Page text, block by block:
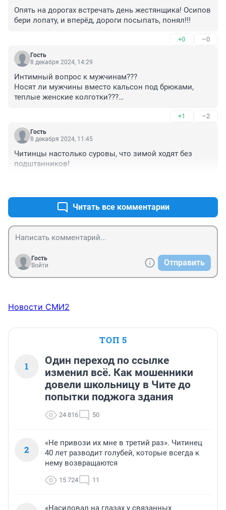
Опять на дорогах встречать день жестянщика! Осипов
бери лопату, и вперёд, дороги посыпать, понял!!!
+0 –0
Гость
8 декабря 2024, 14:29
Интимный вопрос к мужчинам???
Носят ли мужчины вместо кальсон под брюками,
теплые женские колготки???
Или вам стрёмно?😀
Потому что в Забайкалье живут исключительно
+1 –2
Гость
8 декабря 2024, 11:45
Читинцы настолько суровы, что зимой ходят без
подштанников!
Читать все комментарии
Гость
Войти
Отправить
Новости СМИ2
ТОП 5
1
Один переход по ссылке
изменил всё. Как мошенники
довели школьницу в Чите до
попытки поджога здания
24 816 50
2
«Не привози их мне в третий раз». Читинец
40 лет разводит голубей, которые всегда к
нему возвращаются
15 724 11
«Насиловал на глазах у связанных